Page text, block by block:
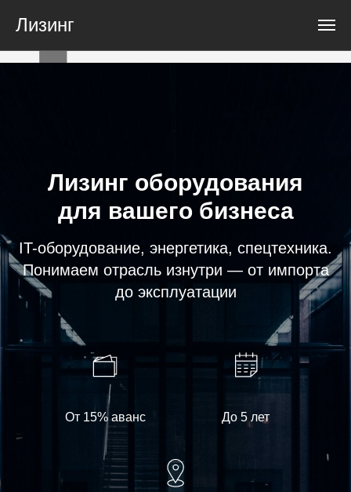
Лизинг
Лизинг оборудования
для вашего бизнеса
IT-оборудование, энергетика, спецтехника.
Понимаем отрасль изнутри — от импорта
до эксплуатации
От 15% аванс До 5 лет